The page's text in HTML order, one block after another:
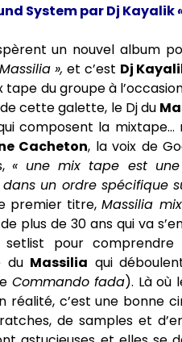
System par Dj Kayalik
un nouvel album
», et c’est Dj
du groupe à
cette galette, le Dj du
composent la
Cacheton, la voix de
« une mix tape est
dans un ordre spécifique
premier titre,Massilia mix
plus de 30 ans qui va
setlist pour
du Massilia qui
Commando fada). Là où
réalité, c’est une bonne
de samples et